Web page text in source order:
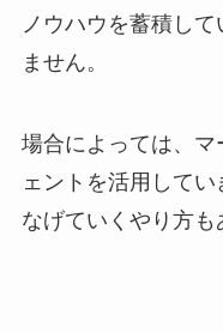
ノウハウを蓄積し
ません。
場合によっては、
ェントを活用して
なげていくやり方も